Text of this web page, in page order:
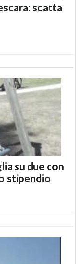
scatta
su due con
stipendio